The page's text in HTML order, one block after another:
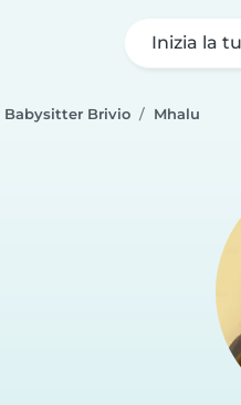
Inizia la
Babysitter Brivio Mhalu